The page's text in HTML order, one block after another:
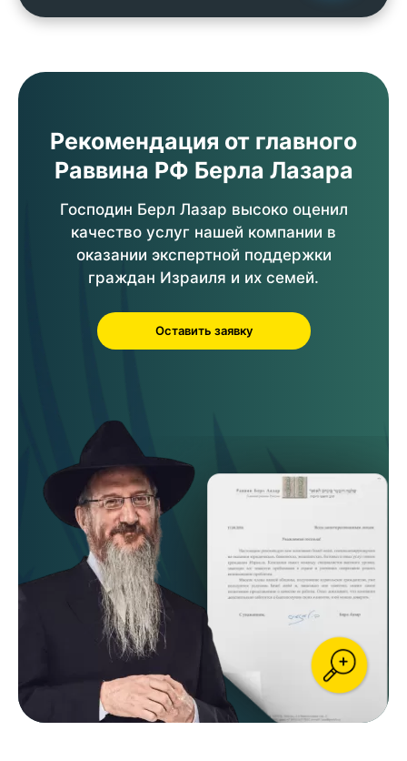
Рекомендация от главного
Раввина РФ Берла Лазара
Господин Берл Лазар высоко оценил
качество услуг нашей компании в
оказании экспертной поддержки
граждан Израиля и их семей.
Оставить заявку